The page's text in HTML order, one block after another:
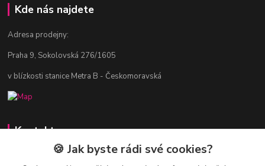
Kde nás najdete
Adresa prodejny:
Praha 9, Sokolovská 276/1605
v blízkosti stanice Metra B - Českomoravská
Kontakty
Jitka Vlasáková
🍪 Jak byste rádi své cookies?